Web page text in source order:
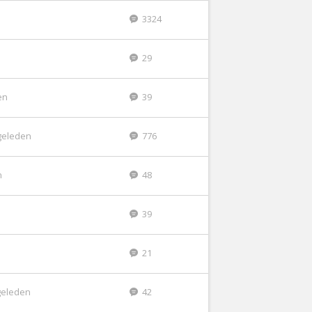
3324
29
39
776
48
39
21
42